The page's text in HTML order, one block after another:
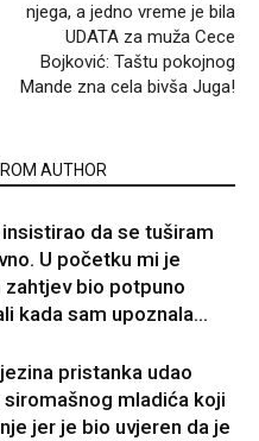
njega, a jedno vreme je bila
UDATA za muža Cece
Bojković: Taštu pokojnog
Mande zna cela bivša Juga!
AUTHOR
da se tuširam
U početku mi je
zahtjev bio potpuno
kada sam upoznala...
pristanka udao
mladića koji
jer je bio uvjeren da je